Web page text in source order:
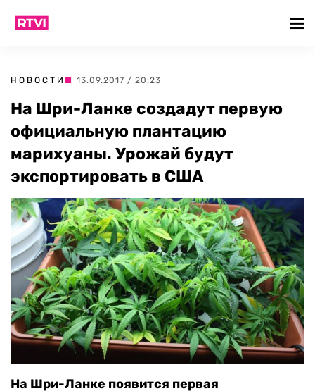
НОВОСТИ | 13.09.2017 / 20:23
На Шри-Ланке создадут первую
официальную плантацию
марихуаны. Урожай будут
экспортировать в США
На Шри-Ланке появится первая